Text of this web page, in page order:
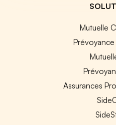
Mutuelle
Assurances